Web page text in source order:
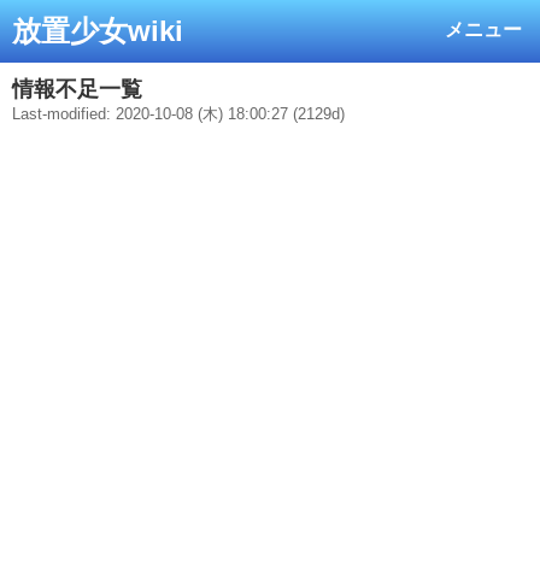
メニュー
放置少女wiki
情報不足一覧
Last-modified: 2020-10-08 (木) 18:00:27 (2129d)